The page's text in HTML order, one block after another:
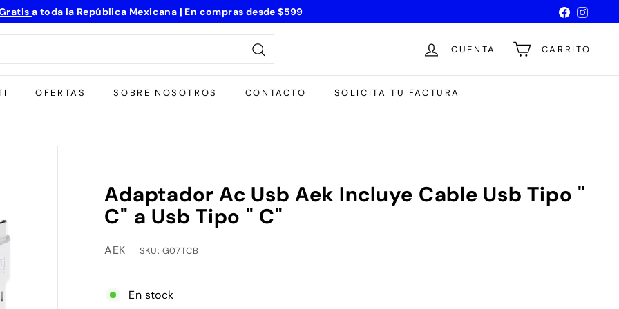
a toda la República Mexicana | En compras desde$599 Facebook
Buscar
CUENTA CARRITO
OFERTAS SOBRE NOSOTROS CONTACTO SOLICITA TU FACTURA
Adaptador Ac Usb Aek Incluye Cable Usb Tipo "
C" a Usb Tipo " C"
AEK SKU: G07TCB
En stock